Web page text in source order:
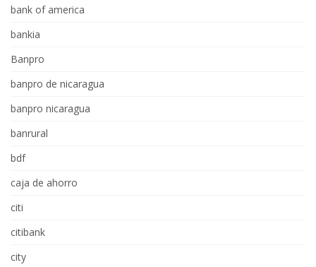
bank of america
bankia
Banpro
banpro de nicaragua
banpro nicaragua
banrural
bdf
caja de ahorro
citi
citibank
city